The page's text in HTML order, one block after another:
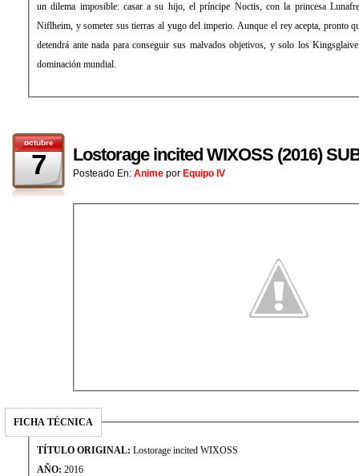
un dilema imposible: casar a su hijo, el príncipe Noctis, con la princesa
Niflheim, y someter sus tierras al yugo del imperio. Aunque el rey acepta, pronto
detendrá ante nada para conseguir sus malvados objetivos, y solo los
dominación mundial.
octubre
7 Lostorage incited WIXOSS (2016)
Posteado En: Anime por Equipo IV
FICHA TÉCNICA
TÍTULO ORIGINAL: Lostorage incited WIXOSS
AÑO: 2016